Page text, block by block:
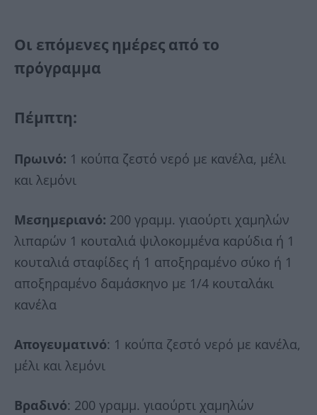
Οι επόμενες ημέρες από το
πρόγραμμα
Πέμπτη:
Πρωινό: 1 κούπα ζεστό νερό με κανέλα, μέλι
και λεμόνι
Μεσημεριανό: 200 γραμμ. γιαούρτι χαμηλών
λιπαρών 1 κουταλιά ψιλοκομμένα καρύδια ή 1
κουταλιά σταφίδες ή 1 αποξηραμένο σύκο ή 1
αποξηραμένο δαμάσκηνο με 1/4 κουταλάκι
κανέλα
Απογευματινό: 1 κούπα ζεστό νερό με κανέλα,
μέλι και λεμόνι
Βραδινό: 200 γραμμ. γιαούρτι χαμηλών